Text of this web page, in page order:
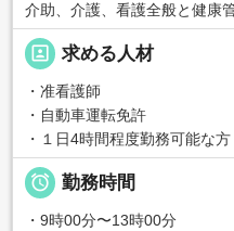
介助、介護、看護全般と健康
portrait 求める人材
・准看護師
・自動車運転免許
・１日4時間程度勤務可能な方
 勤務時間
・9時00分〜13時00分